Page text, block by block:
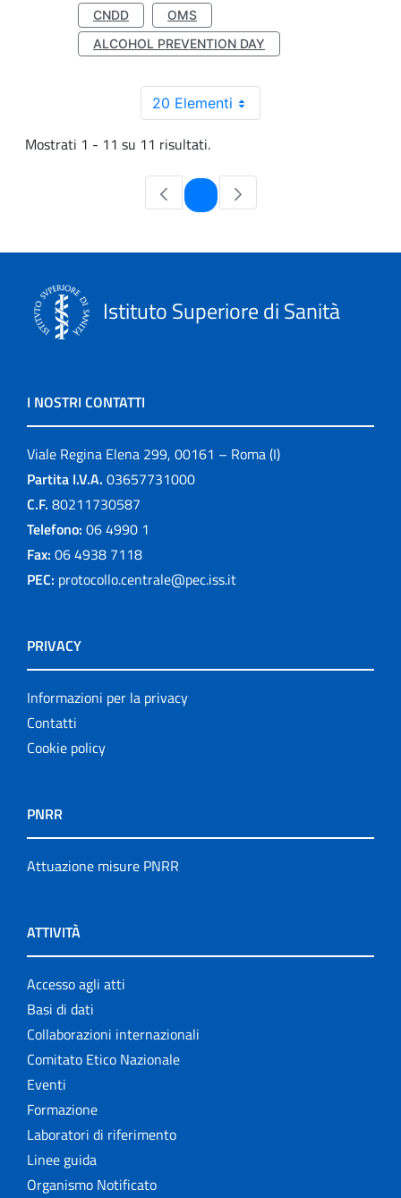
CNDD
OMS
ALCOHOL PREVENTION DAY
20 Elementi
Mostrati 1 - 11 su 11 risultati.
Pagina
Istituto Superiore di Sanità
I NOSTRI CONTATTI
Viale Regina Elena 299, 00161 – Roma (I)
Partita I.V.A. 03657731000
C.F. 80211730587
Telefono: 06 4990 1
Fax: 06 4938 7118
PEC: protocollo.centrale@pec.iss.it
PRIVACY
Informazioni per la privacy
Contatti
Cookie policy
PNRR
Attuazione misure PNRR
ATTIVITÀ
Accesso agli atti
Basi di dati
Collaborazioni internazionali
Comitato Etico Nazionale
Eventi
Formazione
Laboratori di riferimento
Linee guida
Organismo Notificato